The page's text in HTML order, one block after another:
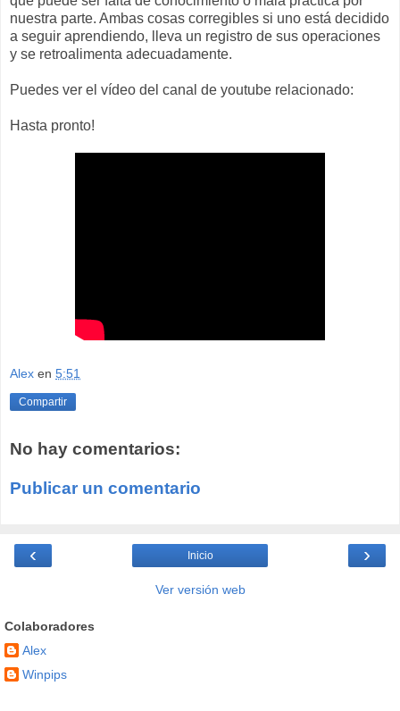
nuestra parte. Ambas cosas corregibles si uno está decidido
a seguir aprendiendo, lleva un registro de sus operaciones
y se retroalimenta adecuadamente.
Puedes ver el vídeo del canal de youtube relacionado:
Hasta pronto!
Alex en 5:51
Compartir
No hay comentarios:
Publicar un comentario
‹ ›
Inicio
Ver versión web
Colaboradores
Alex
Winpips